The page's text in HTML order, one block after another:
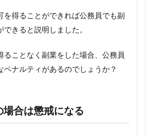
を得ることができれば公務員でも副
きると説明しました。
ることなく副業をした場合、公務員
ペナルティがあるのでしょうか？
場合は懲戒になる